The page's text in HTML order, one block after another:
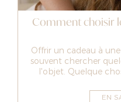
Comment choisir
Offrir un cadeau à
souvent chercher
l'objet. Quelque
EN